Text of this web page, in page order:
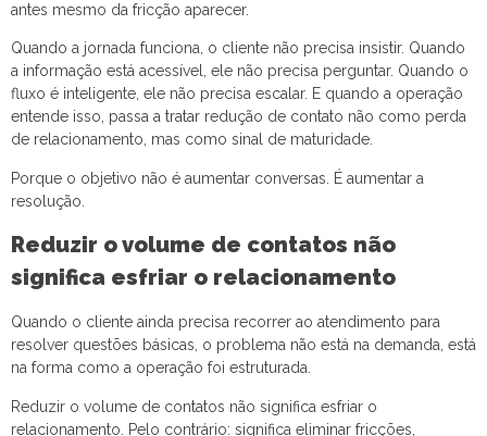
antes mesmo da fricção aparecer.
Quando a jornada funciona, o cliente não precisa insistir. Quando
a informação está acessível, ele não precisa perguntar. Quando o
fluxo é inteligente, ele não precisa escalar. E quando a operação
entende isso, passa a tratar redução de contato não como perda
de relacionamento, mas como sinal de maturidade.
Porque o objetivo não é aumentar conversas. É aumentar a
resolução.
Reduzir o volume de contatos não
significa esfriar o relacionamento
Quando o cliente ainda precisa recorrer ao atendimento para
resolver questões básicas, o problema não está na demanda, está
na forma como a operação foi estruturada.
Reduzir o volume de contatos não significa esfriar o
relacionamento. Pelo contrário: significa eliminar fricções,